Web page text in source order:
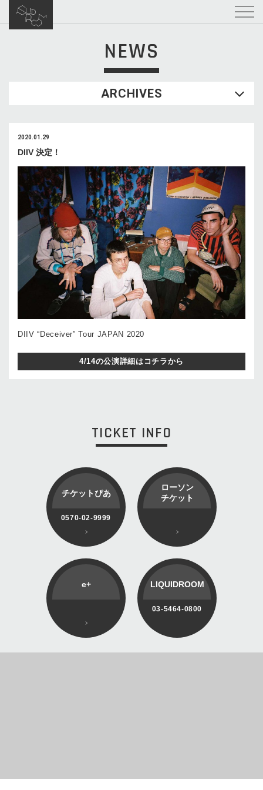
NEWS
ARCHIVES
2020.01.29
DIIV 決定！
DIIV “Deceiver” Tour JAPAN 2020
4/14の公演詳細はコチラから
TICKET INFO
チケットぴあ
0570-02-9999
ローソン
チケット
e+ LIQUIDROOM
03-5464-0800